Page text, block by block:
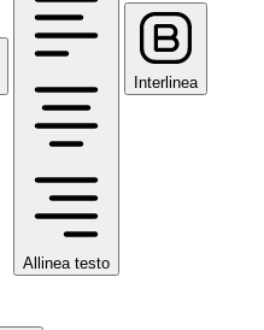
Allinea testo
Interlinea